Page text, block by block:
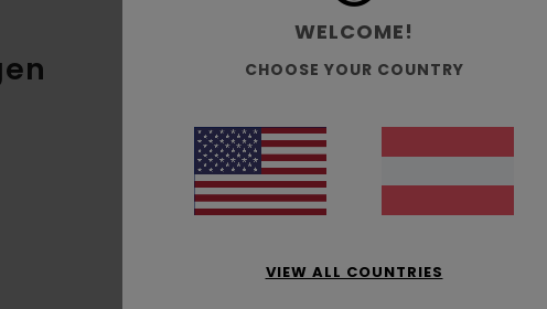
Durchschnittliche Bewertung
5.0/5
WELCOME!
CHOOSE YOUR COUNTRY
VIEW ALL COUNTRIES